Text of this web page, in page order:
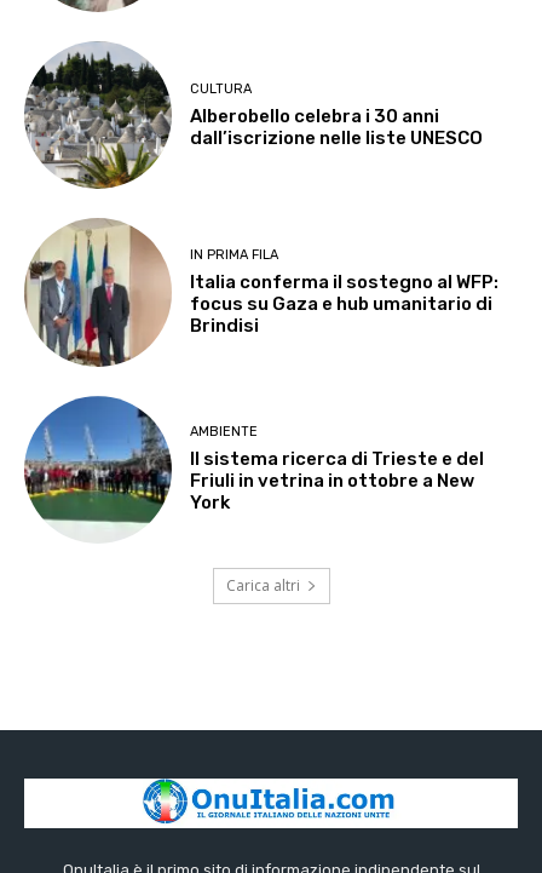
CULTURA
Alberobello celebra i 30 anni
dall’iscrizione nelle liste UNESCO
IN PRIMA FILA
Italia conferma il sostegno al WFP:
focus su Gaza e hub umanitario di
Brindisi
AMBIENTE
Il sistema ricerca di Trieste e del
Friuli in vetrina in ottobre a New
York
Carica altri